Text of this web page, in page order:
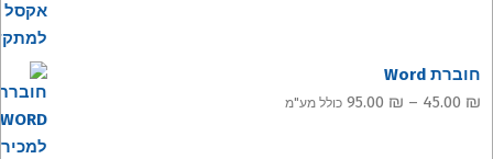
חוברת Word
45.00 ₪
–
95.00 ₪
טווח
כולל מע"מ